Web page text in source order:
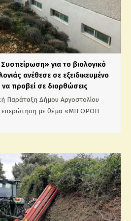
για το βιολογικό
ανέθεσε σε εξειδικευμένο
να προβεί σε διορθώσεις
Παράταξη Δήμου Αργοστολίου
επερώτηση με θέμα «ΜΗ ΟΡΘΗ